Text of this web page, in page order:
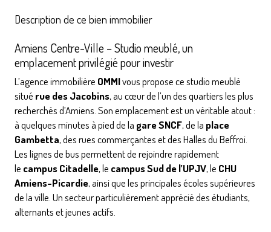
Description de ce bien immobilier
Amiens Centre-Ville – Studio meublé, un
emplacement privilégié pour investir
L’agence immobilière OMMIvous propose ce studio meublé
situé rue des Jacobins, au cœur de l’un des quartiers les plus
recherchés d’Amiens. Son emplacement est un véritable atout :
à quelques minutes à pied de la gare SNCF, de la place
Gambetta, des rues commerçantes et des Halles du Beffroi.
Les lignes de bus permettent de rejoindre rapidement
le campus Citadelle, le campus Sud de l’UPJV, le CHU
Amiens-Picardie, ainsi que les principales écoles supérieures
de la ville. Un secteur particulièrement apprécié des étudiants,
alternants et jeunes actifs.